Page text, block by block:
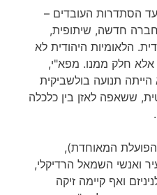
הסתדרות העובדים –
חברה חדשה, שיתופית,
הלאומיות היהודית לא
אלא חלק ממנו. מפא"י,
הייתה תנועה בולשביקית
ששאפה לאזן בין כלכלה
המאוחדת),
ואנשי השמאל הרדיקלי,
ואף קיימה זיקה